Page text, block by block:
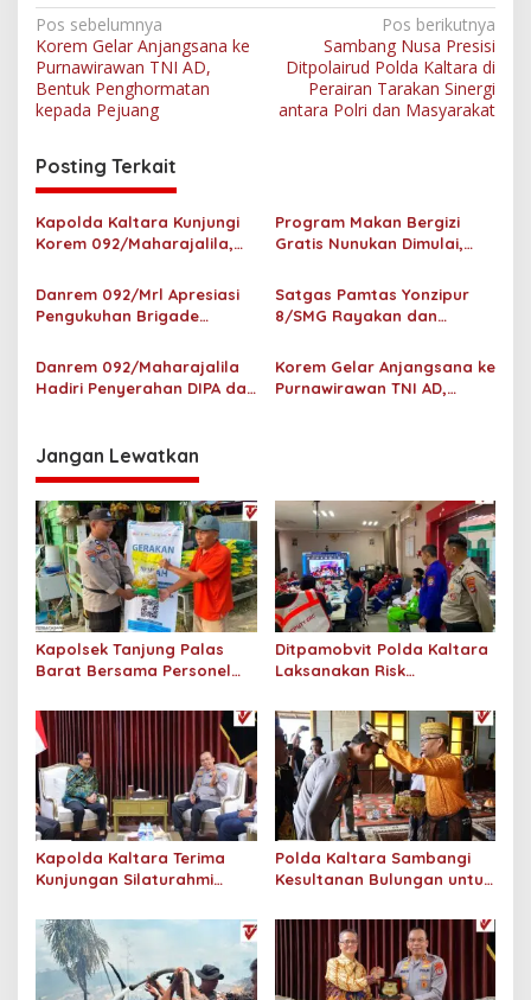
a
d
a
n
k
N
a
v
g
a
s
p
o
s
Pos sebelumnya
Korem Gelar Anjangsana ke
Purnawirawan TNI AD,
Bentuk Penghormatan
kepada Pejuang
Pos berikutnya
Sambang Nusa Presisi
Ditpolairud Polda Kaltara di
Perairan Tarakan Sinergi
antara Polri dan Masyarakat
Posting Terkait
Kapolda Kaltara Kunjungi
Korem 092/Maharajalila,
Program Makan Bergizi
Gratis Nunukan Dimulai,
092/Mrl Dampingi
Pendistribusian
Danrem 092/Mrl Apresiasi
Pengukuhan Brigade
Mendukung Kemandirian
Pangan
Satgas Pamtas Yonzipur
8/SMG Rayakan dan
Natal Bersama
Masyarakat di Perbatasan
Danrem 092/Maharajalila
Hadiri Penyerahan DIPA dan
Korem Gelar Anjangsana ke
Purnawirawan TNI AD,
Jangan Lewatkan
Kapolsek Tanjung Palas
Barat Bersama Personel
Salurkan Beras SPHP
Kepada Masyarakat
Ditpamobvit Polda Kaltara
Laksanakan Risk
Monaco Tarakan
Kapolda Kaltara Terima
Kunjungan Silaturahmi
Kaltara
Polda Kaltara Sambangi
Kesultanan Bulungan untuk